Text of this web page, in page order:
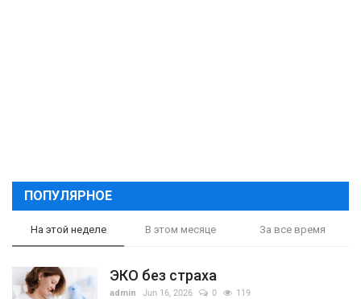
ПОПУЛЯРНОЕ
На этой неделе В этом месяце За все время
ЭКО без страха
admin Jun 16, 2026 0 119